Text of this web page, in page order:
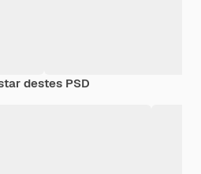
destes PSD